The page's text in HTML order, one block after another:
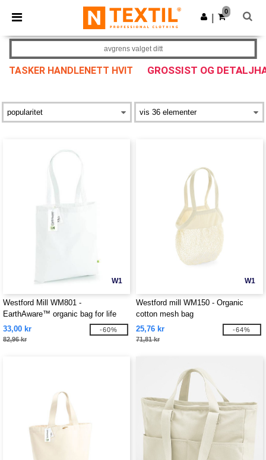
× Ntextil-app
Bedre priser i appen!
Last ned app
0
TASKER HANDLENETT HVIT GROSSIST OG
avgrens valget ditt
W1
Westford Mill WM801 -
EarthAware™ organic bag for life
33,00 kr
82,96 kr
-60%
W1
Westford mill WM150 - Organic
cotton mesh bag
25,76 kr
71,81 kr
-64%